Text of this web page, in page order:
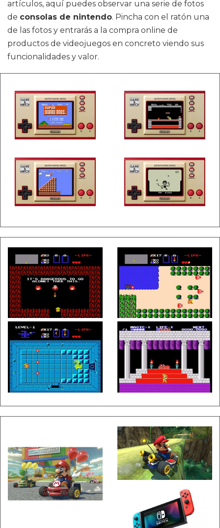
artículos, aquí puedes observar una serie de fotos
de consolas de nintendo. Pincha con el ratón una
de las fotos y entrarás a la compra online de
productos de videojuegos en concreto viendo sus
funcionalidades y valor.